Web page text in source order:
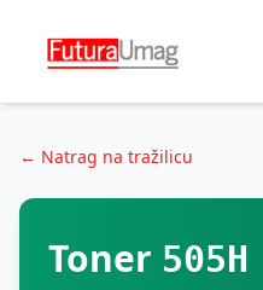
← Natrag na tražilicu
Toner 505H